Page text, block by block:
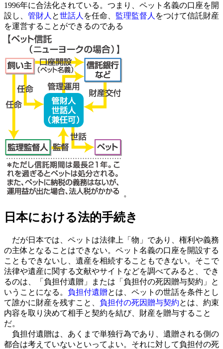
1996年に合法化されている。つまり、ペット名義の口座を開
設し、 管財人 と世話人 を任命、 監理監督人 をつけて信託財産
を運営することができるのである
。
日本における法的手続き
だが日本では、ペットは法律上「物」であり、権利や義務
の主体となることはできない。ペット名義の口座を開設する
こともできないし、遺産を相続することもできない。そこで
法律や遺産に関する文献やサイトなどを調べてみると、でき
るのは、「負担付遺贈」または「負担付の死因贈与契約」と
いうことになる。 負担付遺贈とは、ペットの世話を条件とし
て誰かに財産を残すこと、 負担付の死因贈与契約とは、約束
内容を取り決めて相手と契約を結び、財産を贈与すること
だ。
負担付遺贈は、あくまで単独行為であり、遺贈される側の
都合は考えていないといってよい。それに対して負担付の死